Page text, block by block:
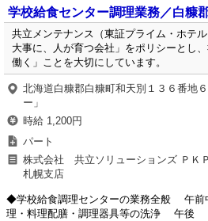
学校給食センター調理業務／白糠
共立メンテナンス（東証プライム・ホテ
大事に、人が育つ会社」をポリシーとし
働く」ことを大切にしています。
北海道白糠郡白糠町和天別１３６番地
ー」
時給 1,200円
パート
株式会社 共立ソリューションズ Ｐ
札幌支店
◆学校給食調理センターの業務全般 午前
理・料理配膳・調理器具等の洗浄 午後